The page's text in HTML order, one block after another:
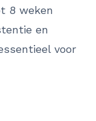
8 weken
en
voor